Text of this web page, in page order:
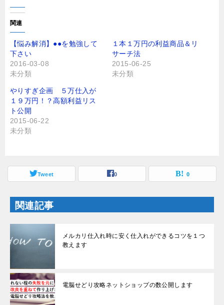
し
て
T
i
t
t
e
r
で
共
(
新
し
い
ウ
ィ
ン
ド
ま
共
有
る
に
リ
ッ
ク
く
い
ウ
ィ
ウ
で
開
ま
)
関連
【悩み解消】●●を勉強して
下さい
2016-03-08
未分類
１本１万円の利益商品＆リ
サーチ法
2015-06-25
未分類
やりすぎ企画 ５万仕入が
１９万円！？高額利益リス
ト公開
2015-06-22
未分類
Tweet 0 0
関連記事
メルカリ仕入れ時に安く仕入れができるコツを１つ
教えます
電脳せどり攻略ネットショップの数公開します